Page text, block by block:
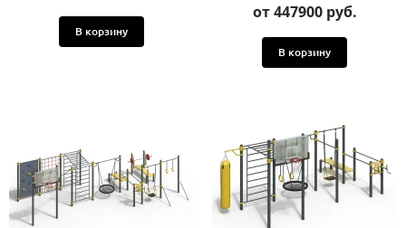
В корзину
от 447900 руб.
В корзину